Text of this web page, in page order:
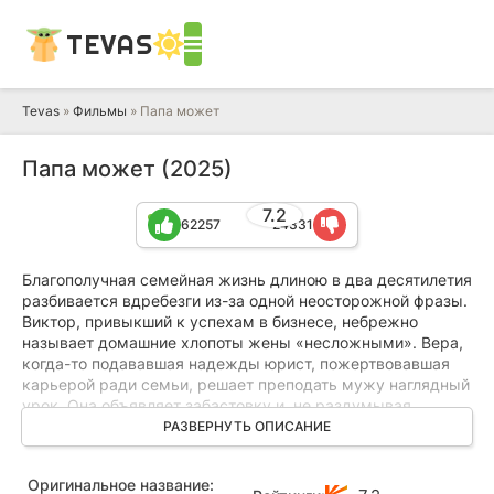
TEVAS
Tevas » Фильмы » Папа может
Папа может (2025)
7.2
62257 24331
Благополучная семейная жизнь длиною в два десятилетия
разбивается вдребезги из-за одной неосторожной фразы.
Виктор, привыкший к успехам в бизнесе, небрежно
называет домашние хлопоты жены «несложными». Вера,
когда-то подававшая надежды юрист, пожертвовавшая
карьерой ради семьи, решает преподать мужу наглядный
урок. Она объявляет забастовку и, не раздумывая,
улетает на Мальдивы, оставляя его один на один с
четырьмя детьми и собакой.
Оставшись без привычной поддержки, успешный топ-
РАЗВЕРНУТЬ ОПИСАНИЕ
Оригинальное название: